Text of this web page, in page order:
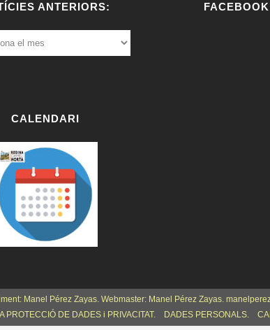
ANTERIORS:
CALENDARI
Manel Pérez Zayas. Webmaster: Manel Pérez Zayas.
PROTECCIÓ DE DADES i PRIVACITAT. DADES PERSONALS.